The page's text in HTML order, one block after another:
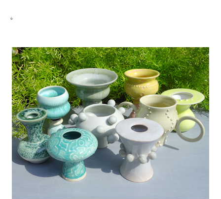
。